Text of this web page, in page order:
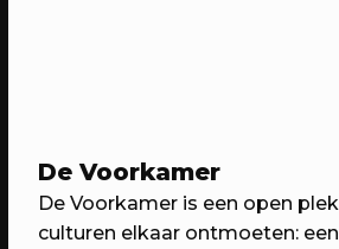
thuisgevoel
De Voorkamer
De Voorkamer is een open
culturen elkaar ontmoeten: